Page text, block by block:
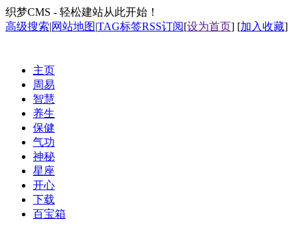
织梦CMS - 轻松建站从此开始！
高级搜索|网站地图|TAG标签RSS订阅[设为首页] [加入收藏]
主页
周易
智慧
养生
保健
气功
神秘
星座
开心
下载
百宝箱